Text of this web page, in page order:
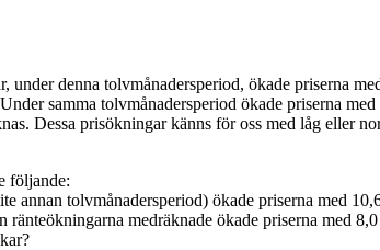
denna tolvmånadersperiod, ökade priserna
samma tolvmånadersperiod ökade priserna
Dessa prisökningar känns för oss med låg eller
följande:
annan tolvmånadersperiod) ökade priserna med
ränteökningarna medräknade ökade priserna med